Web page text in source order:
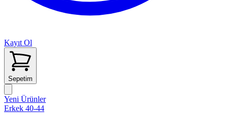
Kayıt Ol
Sepetim
Yeni Ürünler
Erkek 40-44